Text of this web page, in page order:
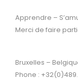
Apprendre –
Merci de faire
Bruxelles –
Phone :